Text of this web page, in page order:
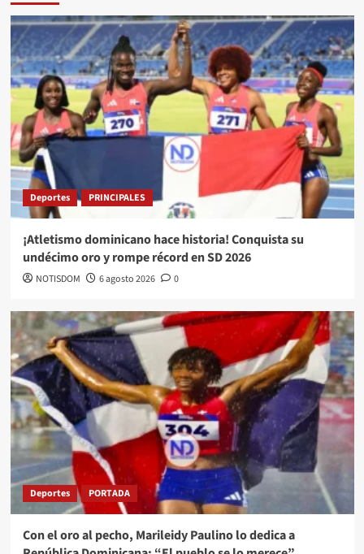
Deportes PRINCIPALES
¡Atletismo dominicano hace historia! Conquista su
undécimo oro y rompe récord en SD 2026
NOTISDOM 6 agosto 2026 0
Deportes PORTADA
Con el oro al pecho, Marileidy Paulino lo dedica a